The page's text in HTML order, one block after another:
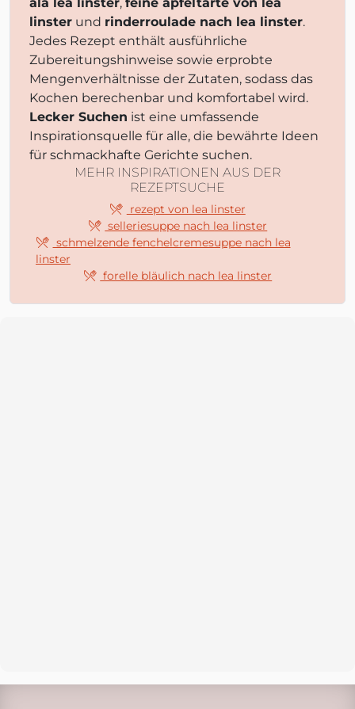
linster und rinderroulade nach lea linster.
Jedes Rezept enthält ausführliche
Zubereitungshinweise sowie erprobte
Mengenverhältnisse der Zutaten, sodass das
Kochen berechenbar und komfortabel wird.
Lecker Suchen ist eine umfassende
Inspirationsquelle für alle, die bewährte Ideen
für schmackhafte Gerichte suchen.
MEHR INSPIRATIONEN AUS DER
REZEPTSUCHE
rezept von lea linster
selleriesuppe nach lea linster
schmelzende fenchelcremesuppe nach lea
linster
forelle bläulich nach lea linster